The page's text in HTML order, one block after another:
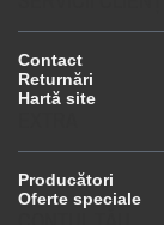
Contact
Returnări
Hartă site
Producători
Oferte speciale